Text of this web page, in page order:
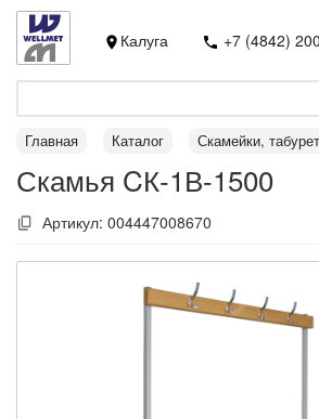
Калуга +7 (4842)
Главная Каталог Скамейки,
Скамья CК-1В-1500
Артикул: 004447008670